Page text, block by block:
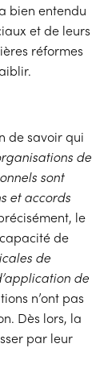
bien entendu
et de leurs
réformes
de savoir qui
de
sont
et accords
le
de
de
de
n’ont pas
Dès lors, la
par leur